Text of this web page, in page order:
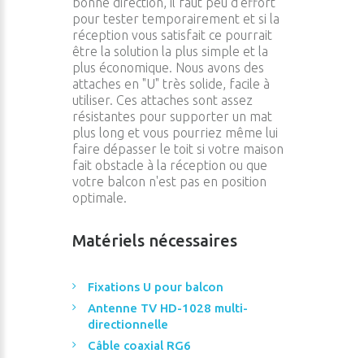
pour tester temporairement et si la
réception vous satisfait ce pourrait
être la solution la plus simple et la
plus économique. Nous avons des
attaches en "U" très solide, facile à
utiliser. Ces attaches sont assez
résistantes pour supporter un mat
plus long et vous pourriez même lui
faire dépasser le toit si votre maison
fait obstacle à la réception ou que
votre balcon n'est pas en position
optimale.
Matériels nécessaires
Fixations U pour balcon
Antenne TV HD-1028 multi-
directionnelle
Câble coaxial RG6